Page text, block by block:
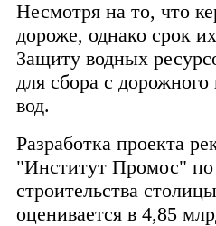
Несмотря на то, что
дороже, однако срок
Защиту водных
для сбора с
вод.
Разработка проекта
"Институт Промос" по
строительства
оценивается в 4,85